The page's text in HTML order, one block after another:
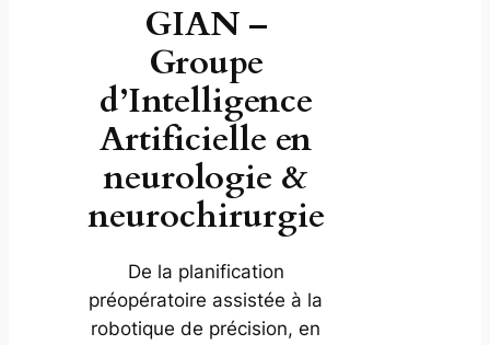
GIAN –
Groupe
d’Intelligence
Artificielle en
neurologie &
neurochirurgie
De la planification
préopératoire assistée à la
robotique de précision, en